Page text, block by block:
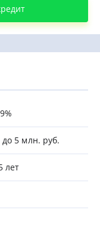
до 5 млн. руб.
лет